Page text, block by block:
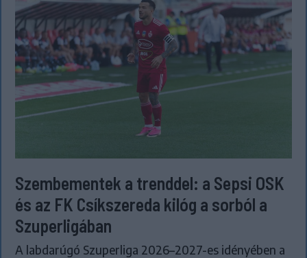
Szembementek a trenddel: a Sepsi OSK
és az FK Csíkszereda kilóg a sorból a
Szuperligában
A labdarúgó Szuperliga 2026–2027-es idényében a